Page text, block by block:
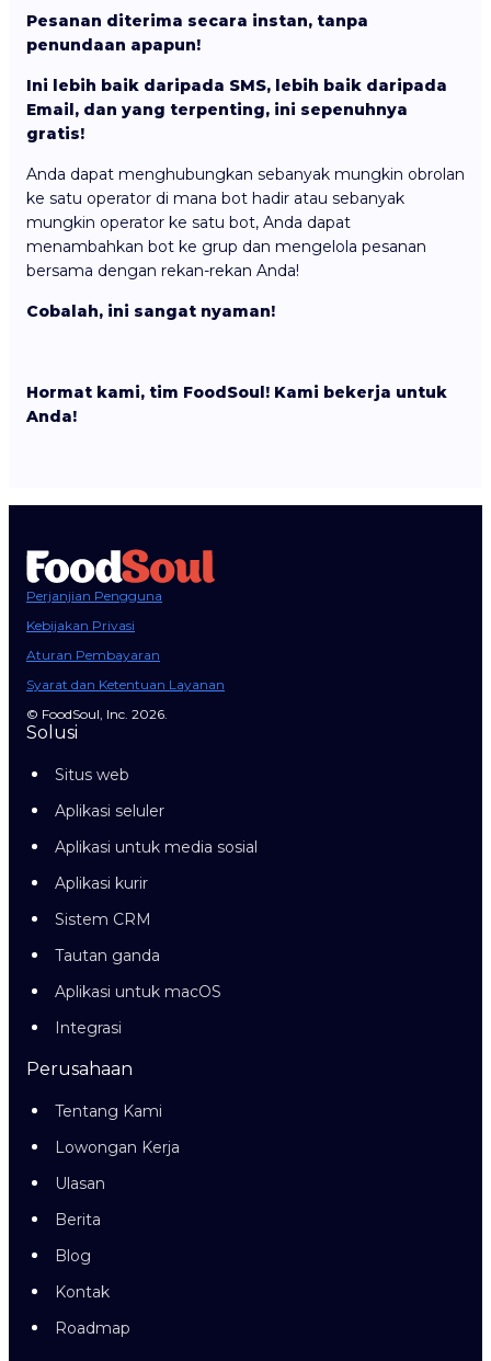
Pesanan diterima secara instan, tanpa
penundaan apapun!
Ini lebih baik daripada SMS, lebih baik daripada
Email, dan yang terpenting, ini sepenuhnya
gratis!
Anda dapat menghubungkan sebanyak mungkin obrolan
ke satu operator di mana bot hadir atau sebanyak
mungkin operator ke satu bot, Anda dapat
menambahkan bot ke grup dan mengelola pesanan
bersama dengan rekan-rekan Anda!
Cobalah, ini sangat nyaman!
Hormat kami, tim FoodSoul! Kami bekerja untuk
Anda!
Perjanjian Pengguna
Kebijakan Privasi
Aturan Pembayaran
Syarat dan Ketentuan Layanan
© FoodSoul, Inc. 2026.
Solusi
Situs web
Aplikasi seluler
Aplikasi untuk media sosial
Aplikasi kurir
Sistem CRM
Tautan ganda
Aplikasi untuk macOS
Integrasi
Perusahaan
Tentang Kami
Lowongan Kerja
Ulasan
Berita
Blog
Kontak
Roadmap